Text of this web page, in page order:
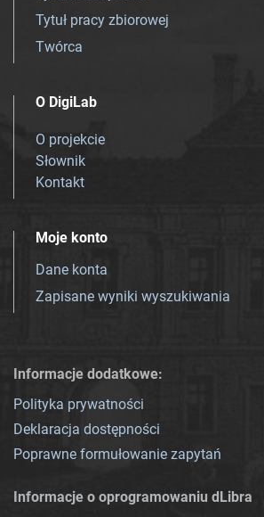
Tytuł pracy zbiorowej
Twórca
O DigiLab
O projekcie
Słownik
Kontakt
Moje konto
Dane konta
Zapisane wyniki wyszukiwania
Informacje dodatkowe:
Polityka prywatności
Deklaracja dostępności
Poprawne formułowanie zapytań
Informacje o oprogramowaniu dLibra